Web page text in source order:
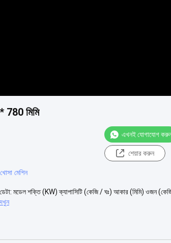
780 মিমি
এখনই যোগাযোগ
শেয়ার করুন
মেশিন
মডেল শক্তি (KW) ক্যাপাসিটি (কেজি / ঘঃ) আকার (মিমি) ওজন